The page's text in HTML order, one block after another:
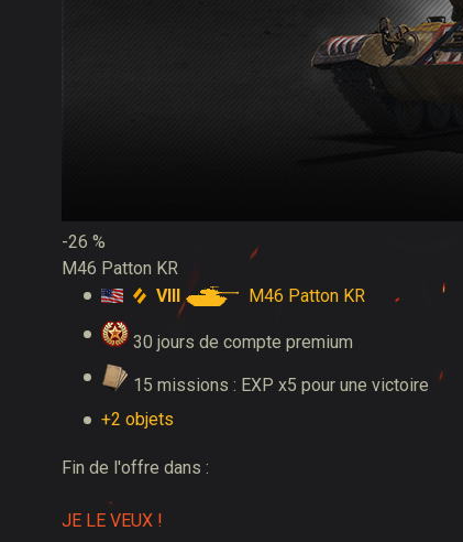
-26 %
M46 Patton KR
VIII
M46 Patton KR
30 jours de compte premium
15 missions : EXP x5 pour une victoire
+2 objets
Fin de l'offre dans :
JE LE VEUX !